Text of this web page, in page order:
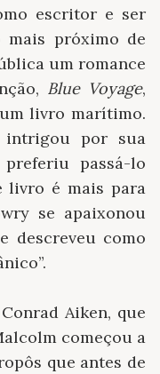
escritor e ser
mais próximo de
um romance
Blue Voyage,
livro marítimo.
por sua
passá-lo
livro é mais para
se apaixonou
descreveu como
Aiken, que
começou a
que antes de